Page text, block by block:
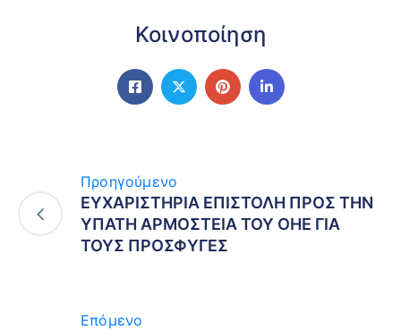
Κοινοποίηση
Προηγούμενο
ΕΥΧΑΡΙΣΤΗΡΙΑ ΕΠΙΣΤΟΛΗ ΠΡΟΣ ΤΗΝ
ΥΠΑΤΗ ΑΡΜΟΣΤΕΙΑ ΤΟΥ ΟΗΕ ΓΙΑ
ΤΟΥΣ ΠΡΟΣΦΥΓΕΣ
Επόμενο